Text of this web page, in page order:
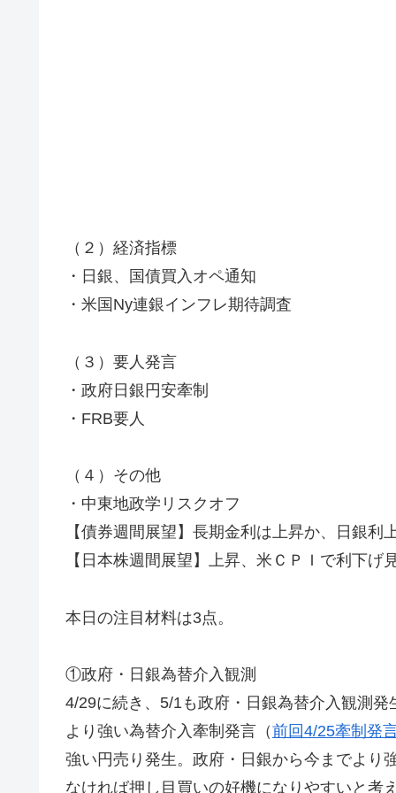
（２）経済指標
・日銀、国債買入オペ通知
・米国Ny連銀インフレ期待調査
（３）要人発言
・政府日銀円安牽制
・FRB要人
（４）その他
・中東地政学リスクオフ
【債券週間展望】長期金利は上昇か、日銀利
【日本株週間展望】上昇、米ＣＰＩで利下げ
本日の注目材料は3点。
①政府・日銀為替介入観測
4/29に続き、5/1も政府・日銀為替介入観測
より強い為替介入牽制発言（前回4/25牽制発
強い円売り発生。政府・日銀から今までより
なければ押し目買いの好機になりやすいと考